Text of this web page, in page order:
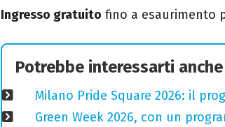
Ingresso gratuito fino a esaurimento
Potrebbe interessarti anche
Milano Pride Square 2026: il
Green Week 2026, con un